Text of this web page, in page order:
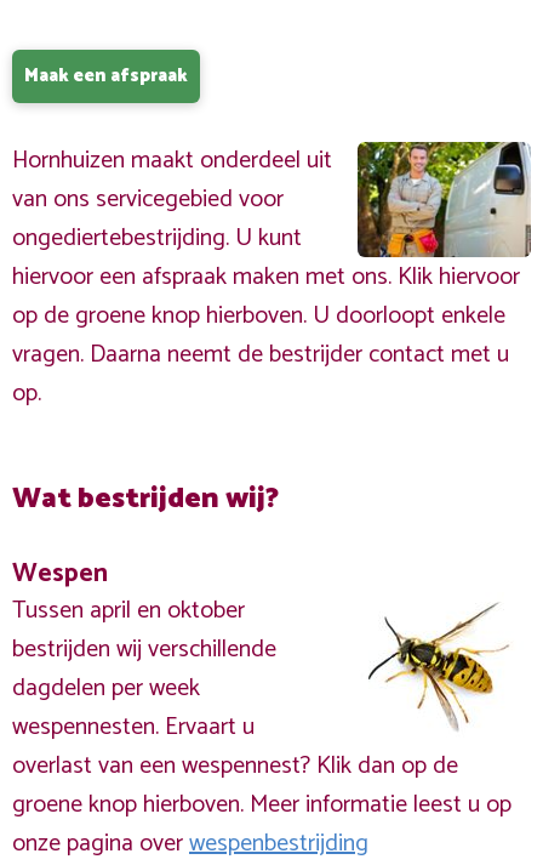
Maak een afspraak
Hornhuizen maakt onderdeel uit
van ons servicegebied voor
ongediertebestrijding. U kunt
hiervoor een afspraak maken met ons. Klik hiervoor
op de groene knop hierboven. U doorloopt enkele
vragen. Daarna neemt de bestrijder contact met u
op.
Wat bestrijden wij?
Wespen
Tussen april en oktober
bestrijden wij verschillende
dagdelen per week
wespennesten. Ervaart u
overlast van een wespennest? Klik dan op de
groene knop hierboven. Meer informatie leest u op
onze pagina overwespenbestrijding